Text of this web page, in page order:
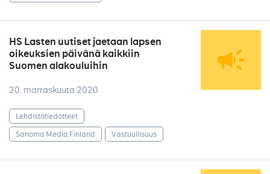
HS Lasten uutiset jaetaan lapsen
oikeuksien päivänä kaikkiin
Suomen alakouluihin
20. marraskuuta 2020
Lehdistötiedotteet
Sanoma Media Finland
Vastuullisuus